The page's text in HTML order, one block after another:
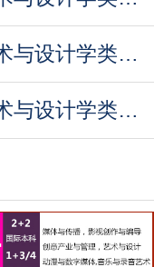
景德镇陶瓷大学2023年美术与设计学类（含书法学）
景德镇陶瓷大学2023年美术与设计学类本科专业(含书